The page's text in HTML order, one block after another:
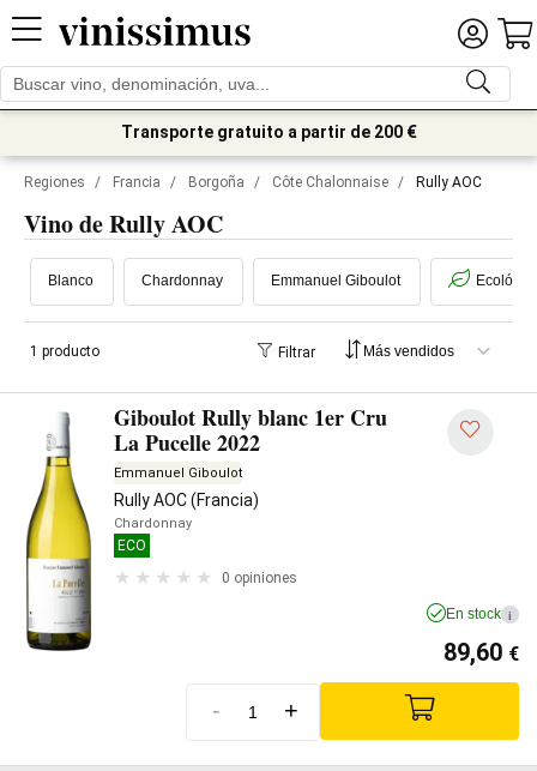
Transporte gratuito a partir de 200 €
Regiones / Francia / Borgoña / Côte Chalonnaise / Rully AOC
Vino de Rully AOC
Blanco Chardonnay Emmanuel Giboulot
1 producto Filtrar
Giboulot Rully blanc 1er Cru
La Pucelle 2022
Emmanuel Giboulot
Rully AOC (Francia)
Chardonnay
ECO
0 opiniones
En stock i
89,60 €
- +